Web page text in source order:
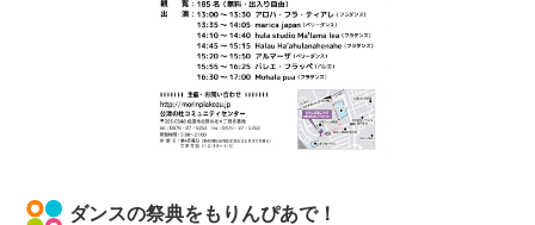
ダンスの祭典をもりんぴあで！